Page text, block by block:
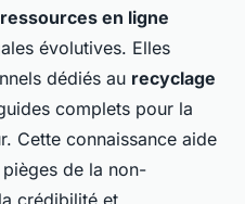
ressources en ligne
évolutives. Elles
dédiés au recyclage
complets pour la
Cette connaissance aide
de la non-